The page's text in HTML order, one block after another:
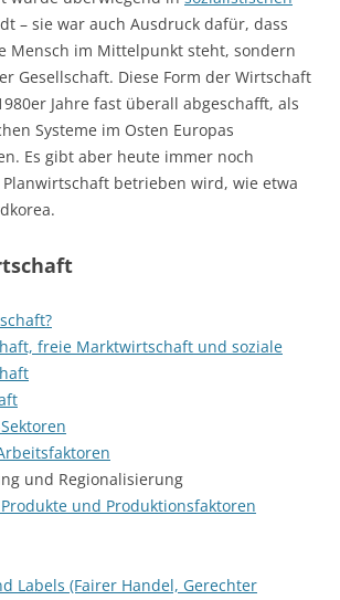
– sie war auch Ausdruck dafür, dass
Mensch im Mittelpunkt steht, sondern
Gesellschaft. Diese Form der Wirtschaft
Jahre fast überall abgeschafft, als
Systeme im Osten Europas
Es gibt aber heute immer noch
betrieben wird, wie etwa
freie Marktwirtschaft und soziale
und Regionalisierung
und Produktionsfaktoren
Labels (Fairer Handel, Gerechter